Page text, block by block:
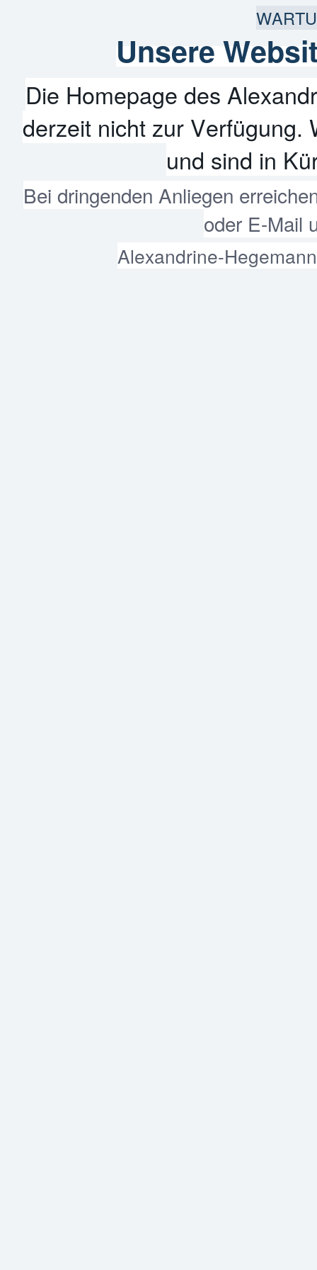
Unsere
Die Homepage des
derzeit nicht zur Verfügung.
und sind in
Bei dringenden Anliegen
oder E-Mail
Alexandrine-